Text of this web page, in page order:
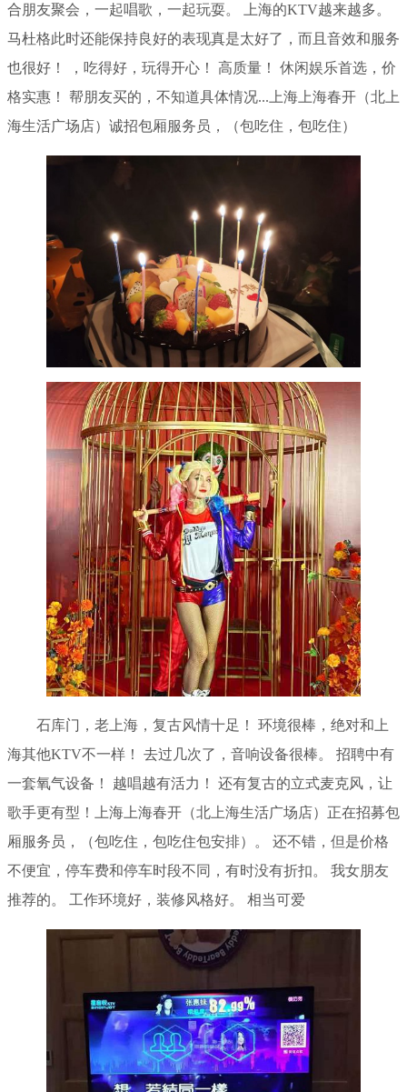
合朋友聚会，一起唱歌，一起玩耍。 上海的KTV越来越多。
马杜格此时还能保持良好的表现真是太好了，而且音效和服务
也很好！ ，吃得好，玩得开心！ 高质量！ 休闲娱乐首选，价
格实惠！ 帮朋友买的，不知道具体情况...上海上海春开（北上
海生活广场店）诚招包厢服务员，（包吃住，包吃住）
石库门，老上海，复古风情十足！ 环境很棒，绝对和上
海其他KTV不一样！ 去过几次了，音响设备很棒。 招聘中有
一套氧气设备！ 越唱越有活力！ 还有复古的立式麦克风，让
歌手更有型！上海上海春开（北上海生活广场店）正在招募包
厢服务员，（包吃住，包吃住包安排）。 还不错，但是价格
不便宜，停车费和停车时段不同，有时没有折扣。 我女朋友
推荐的。 工作环境好，装修风格好。 相当可爱